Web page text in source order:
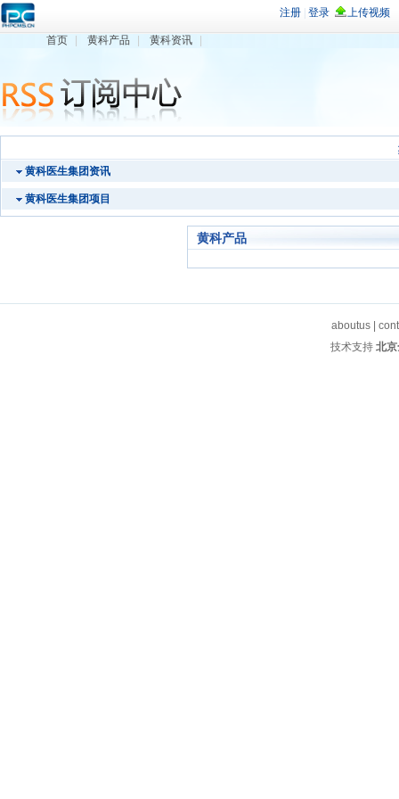
首页 黄科产品 黄科资讯
黄科医生集团资讯
黄科医生集团项目
黄科产品
aboutus
技术支持 北